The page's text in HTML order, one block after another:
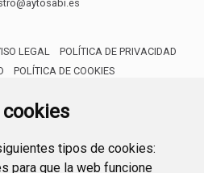
tipos de cookies:
para que la web funcione
LEGAL
POLÍTICA DE PRIVACIDAD
POLÍTICA DE COOKIES